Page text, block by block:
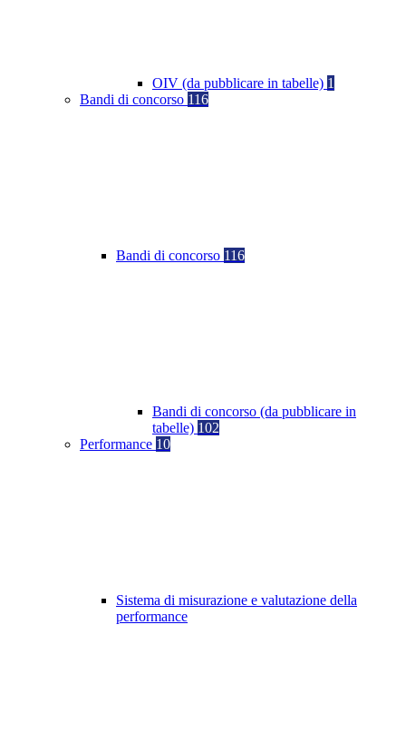
OIV (da pubblicare in tabelle) 1
Bandi di concorso 116
Bandi di concorso 116
Bandi di concorso (da pubblicare in
tabelle) 102
Performance 10
Sistema di misurazione e valutazione della
performance